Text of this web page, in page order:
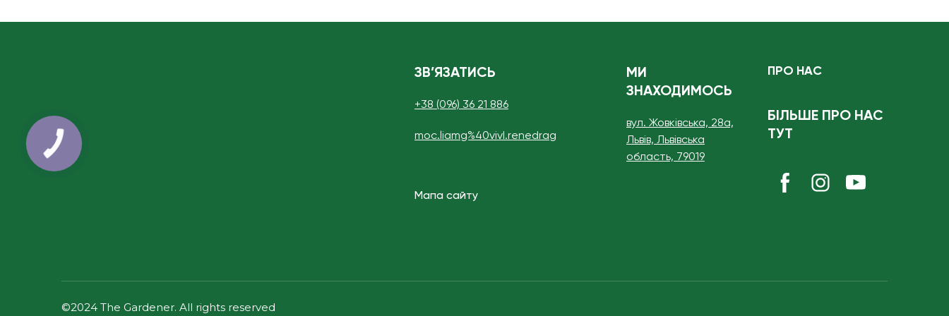
ЗВ’ЯЗАТИСЬ
+38 (096) 36 21 886
moc.liamg%40vivI.renedrag
Мапа сайту
МИ
ЗНАХОДИМОСЬ
вул. Жовківська, 28а,
Львів, Львівська
область, 79019
ПРО НАС
БІЛЬШЕ ПРО НАС
ТУТ
©2024 The Gardener. All rights reserved